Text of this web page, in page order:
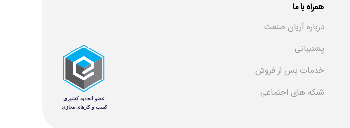
همراه با ما
درباره آریان صنعت
پشتیبانی
خدمات پس از فروش
شبکه های اجتماعی